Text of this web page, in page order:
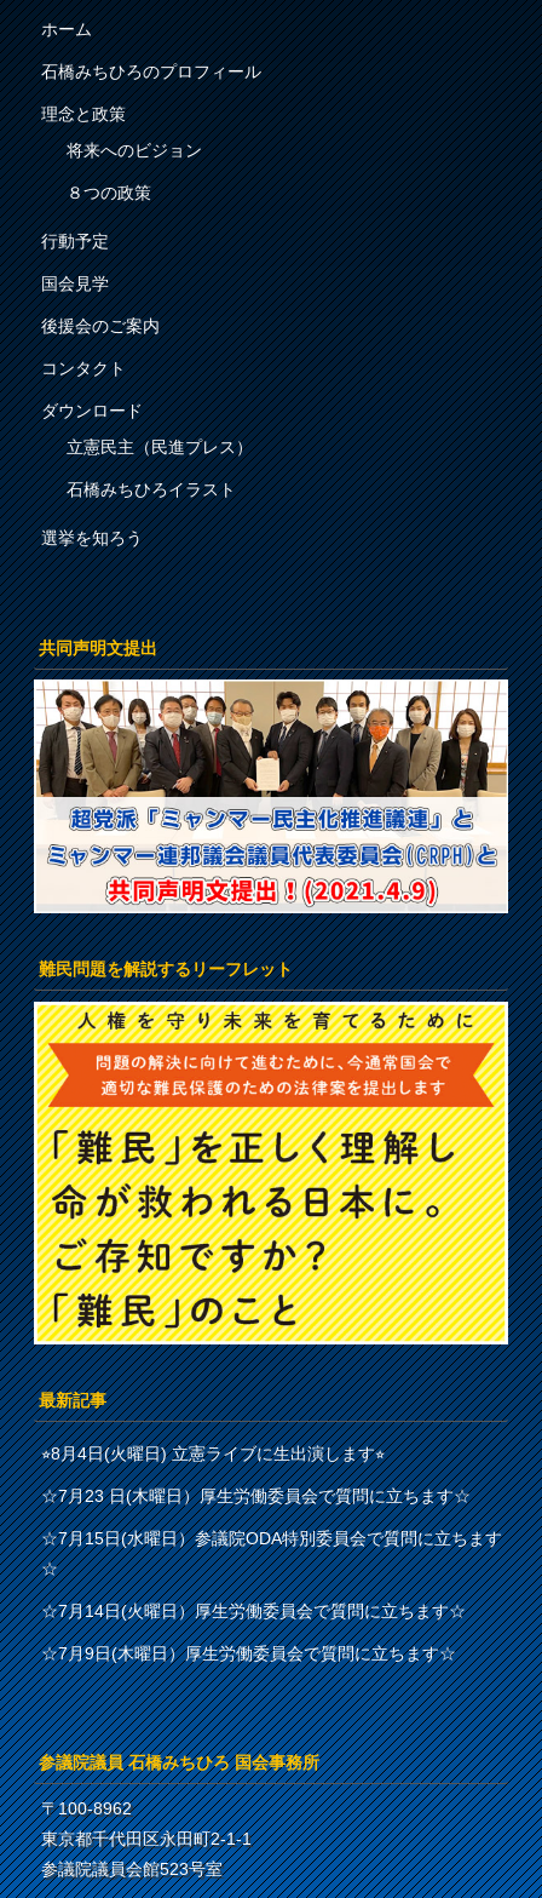
ホーム
石橋みちひろのプロフィール
理念と政策
将来へのビジョン
８つの政策
行動予定
国会見学
後援会のご案内
コンタクト
ダウンロード
立憲民主（民進プレス）
石橋みちひろイラスト
選挙を知ろう
共同声明文提出
難民問題を解説するリーフレット
最新記事
⭐︎8月4日(火曜日) 立憲ライブに生出演します⭐︎
☆7月23 日(木曜日）厚生労働委員会で質問に立ちます☆
☆7月15日(水曜日）参議院ODA特別委員会で質問に立ちます
☆
☆7月14日(火曜日）厚生労働委員会で質問に立ちます☆
☆7月9日(木曜日）厚生労働委員会で質問に立ちます☆
参議院議員 石橋みちひろ 国会事務所
〒100-8962
東京都千代田区永田町2-1-1
参議院議員会館523号室